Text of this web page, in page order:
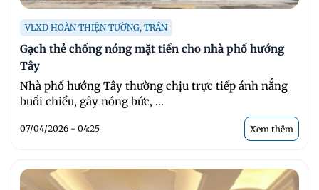
VLXD HOÀN THIỆN TƯỜNG, TRẦN
Gạch thẻ chống nóng mặt tiền cho nhà phố hướng
Tây
Nhà phố hướng Tây thường chịu trực tiếp ánh nắng
buổi chiều, gây nóng bức, ...
07/04/2026 - 04:25 Xem thêm